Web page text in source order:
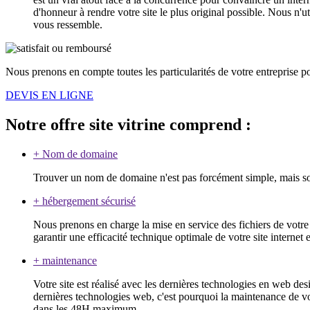
d'honneur à rendre votre site le plus original possible. Nous
vous ressemble.
Nous prenons en compte toutes les particularités de votre entreprise
DEVIS EN LIGNE
Notre offre site vitrine comprend :
+ Nom de domaine
Trouver un nom de domaine n'est pas forcément simple, mais
+ hébergement sécurisé
Nous prenons en charge la mise en service des fichiers de
garantir une efficacité technique optimale de votre site internet
+ maintenance
Votre site est réalisé avec les dernières technologies en web
dernières technologies web, c'est pourquoi la maintenance de